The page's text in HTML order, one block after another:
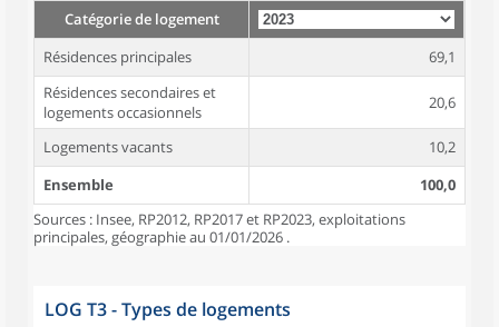
Catégorie de logement
Résidences principales
69,1
Résidences secondaires et
logements occasionnels
20,6
Logements vacants
10,2
Ensemble
100,0
Sources : Insee, RP2012, RP2017 et RP2023, exploitations
principales, géographie au 01/01/2026 .
LOG T3 - Types de logements